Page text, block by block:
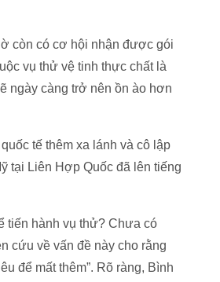
còn có cơ hội nhận được gói
vụ thử vệ tinh thực chất là
ngày càng trở nên ồn ào hơn
tế thêm xa lánh và cô lập
tại Liên Hợp Quốc đã lên tiếng
tiến hành vụ thử? Chưa có
cứu về vấn đề này cho rằng
để mất thêm”. Rõ ràng, Bình